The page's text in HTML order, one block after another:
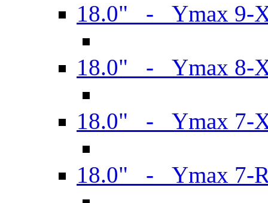
18.0" - Ymax 9-
18.0" - Ymax 8-
18.0" - Ymax 7-
18.0" - Ymax 7-